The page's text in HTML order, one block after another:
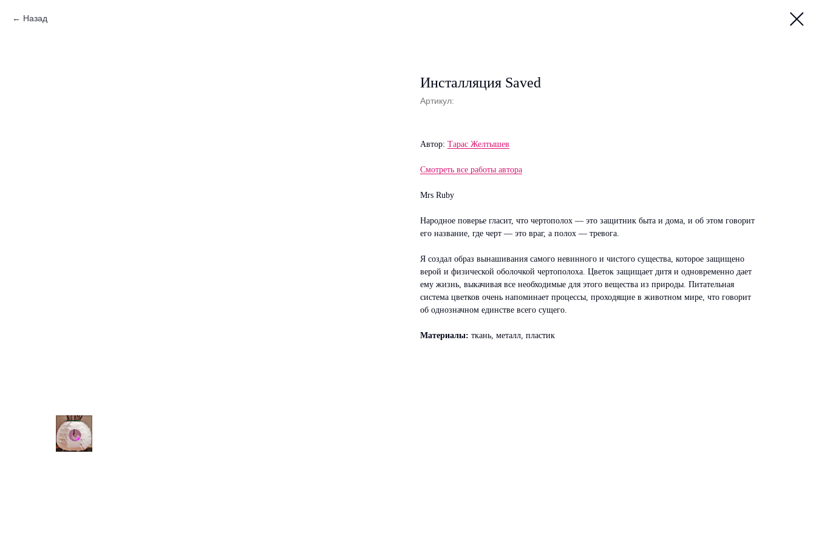
Назад
Инсталляция Saved
Артикул:
Автор: Тарас Желтышев
Смотреть все работы автора
Mrs Ruby
Народное поверье гласит, что чертополох — это защитник быта и дома, и об этом говорит
его название, где черт — это враг, а полох — тревога.
Я создал образ вынашивания самого невинного и чистого существа, которое защищено
верой и физической оболочкой чертополоха. Цветок защищает дитя и одновременно дает
ему жизнь, выкачивая все необходимые для этого вещества из природы. Питательная
система цветков очень напоминает процессы, проходящие в животном мире, что говорит
об однозначном единстве всего сущего.
Материалы: ткань, металл, пластик